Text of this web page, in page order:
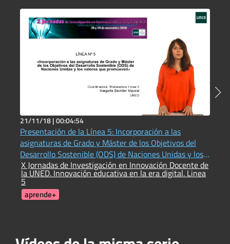
21/11/18 |00:04:54
Presentación de la Línea 5: Incorporación a las
asignaturas de Grado y Máster de los Objetivos del
Desarrollo Sostenible (ODS) de Naciones Unidas y los
valores que promueven
X Jornadas de Investigación en Innovación Docente de
la UNED. Innovación educativa en la era digital. Linea
5
aprende+